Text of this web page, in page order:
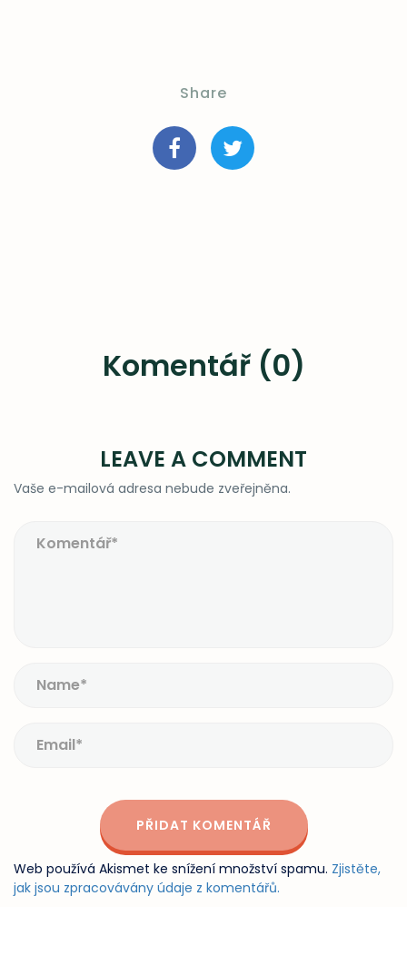
Share
Komentář (0)
LEAVE A COMMENT
Vaše e-mailová adresa nebude zveřejněna.
Web používá Akismet ke snížení množství spamu. Zjistěte,
jak jsou zpracovávány údaje z komentářů.